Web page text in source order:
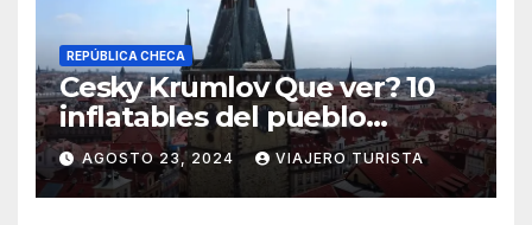
REPÚBLICA CHECA
Cesky Krumlov Que ver? 10
inflatables del pueblo
medieval
AGOSTO 23, 2024 VIAJERO TURISTA